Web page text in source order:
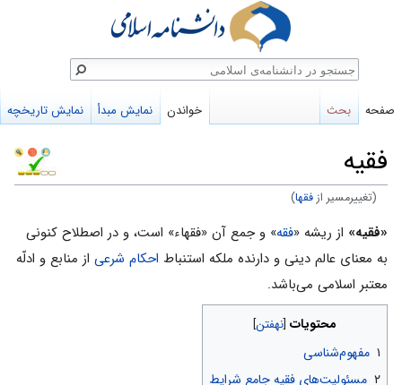
فقیه
(تغییرمسیر ازفقها)
پرش
به
ناوبری
پرش
به
جستجو
«فقیه» از ریشه «فقه» و جمع آن «فقهاء» است، و در اصطلاح کنونی
به معنای عالم دینى و دارنده ملکه استنباط احکام شرعی از منابع و ادلّه
معتبر اسلامی می‌باشد.
محتویات
۱ مفهوم‌شناسی
۲ مسئولیت‌های فقیه جامع شرایط
صفحه بحث خواندن نمایش مبدأ نمایش تاریخچه
جستجو